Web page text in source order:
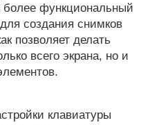
более функциональный
создания снимков
позволяет делать
всего экрана, но и
клавиатуры